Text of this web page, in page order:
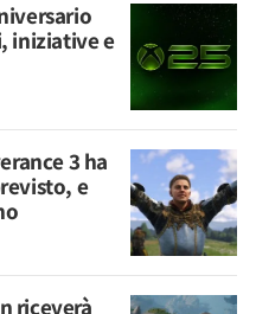
iniziative e
3 ha
e
riceverà